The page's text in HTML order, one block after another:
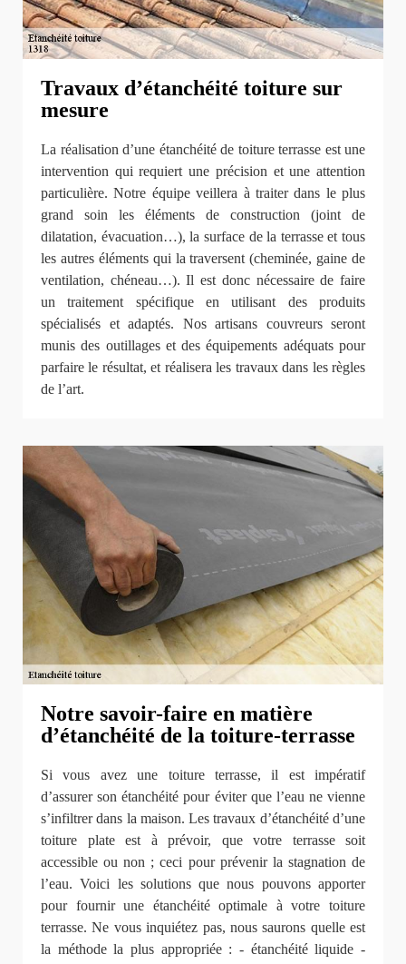
Travaux d’étanchéité toiture sur
mesure
La réalisation d’une étanchéité de toiture terrasse est une
intervention qui requiert une précision et une attention
particulière. Notre équipe veillera à traiter dans le plus
grand soin les éléments de construction (joint de
dilatation, évacuation…), la surface de la terrasse et tous
les autres éléments qui la traversent (cheminée, gaine de
ventilation, chéneau…). Il est donc nécessaire de faire
un traitement spécifique en utilisant des produits
spécialisés et adaptés. Nos artisans couvreurs seront
munis des outillages et des équipements adéquats pour
parfaire le résultat, et réalisera les travaux dans les règles
de l’art.
Notre savoir-faire en matière
d’étanchéité de la toiture-terrasse
Si vous avez une toiture terrasse, il est impératif
d’assurer son étanchéité pour éviter que l’eau ne vienne
s’infiltrer dans la maison. Les travaux d’étanchéité d’une
toiture plate est à prévoir, que votre terrasse soit
accessible ou non ; ceci pour prévenir la stagnation de
l’eau. Voici les solutions que nous pouvons apporter
pour fournir une étanchéité optimale à votre toiture
terrasse. Ne vous inquiétez pas, nous saurons quelle est
la méthode la plus appropriée : - étanchéité liquide -